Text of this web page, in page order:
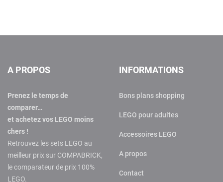
A PROPOS
Prenez le temps de
comparer…
et achetez vos LEGO moins
chers !
Retrouvez les sets LEGO au
meilleur prix sur COMPABRICK,
le comparateur de prix 100%
LEGO.
INFORMATIONS
Bons plans shopping
LEGO pour adultes
Accessoires LEGO
A propos
Contact